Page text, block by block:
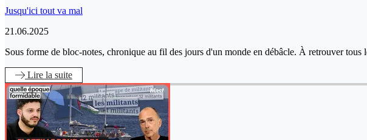
Jusqu'ici tout va mal
21.06.2025
Sous forme de bloc-notes, chronique au fil des jours d'un monde en débâcle. À retrouver tous
Lire la suite